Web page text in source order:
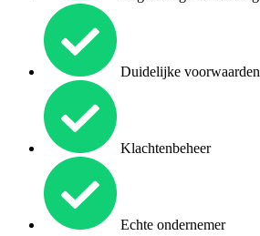
Duidelijke voorwaarden
Klachtenbeheer
Echte ondernemer